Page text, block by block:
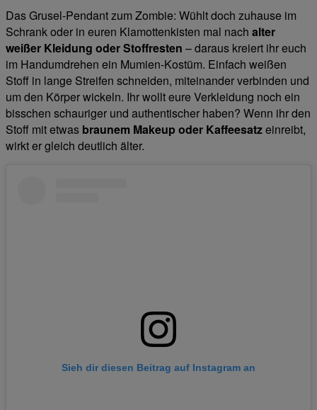
Das Grusel-Pendant zum Zombie: Wühlt doch zuhause im
Schrank oder in euren Klamottenkisten mal nach alter
weißer Kleidung oder Stoffresten – daraus kreiert ihr euch
im Handumdrehen ein Mumien-Kostüm. Einfach weißen
Stoff in lange Streifen schneiden, miteinander verbinden und
um den Körper wickeln. Ihr wollt eure Verkleidung noch ein
bisschen schauriger und authentischer haben? Wenn ihr den
Stoff mit etwas braunem Makeup oder Kaffeesatzeinreibt,
wirkt er gleich deutlich älter.
Sieh dir diesen Beitrag auf Instagram an